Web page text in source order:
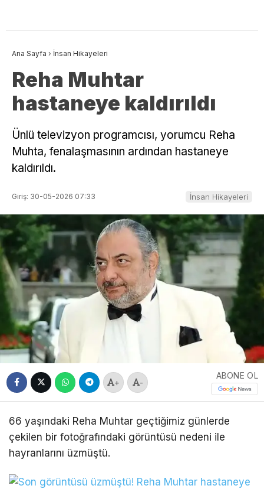
Ana Sayfa › İnsan Hikayeleri
Reha Muhtar
hastaneye kaldırıldı
Ünlü televizyon programcısı, yorumcu Reha
Muhta, fenalaşmasının ardından hastaneye
kaldırıldı.
Giriş: 30-05-2026 07:33 İnsan Hikayeleri
+ -
ABONE OL
66 yaşındaki Reha Muhtar geçtiğimiz günlerde
çekilen bir fotoğrafındaki görüntüsü nedeni ile
hayranlarını üzmüştü.